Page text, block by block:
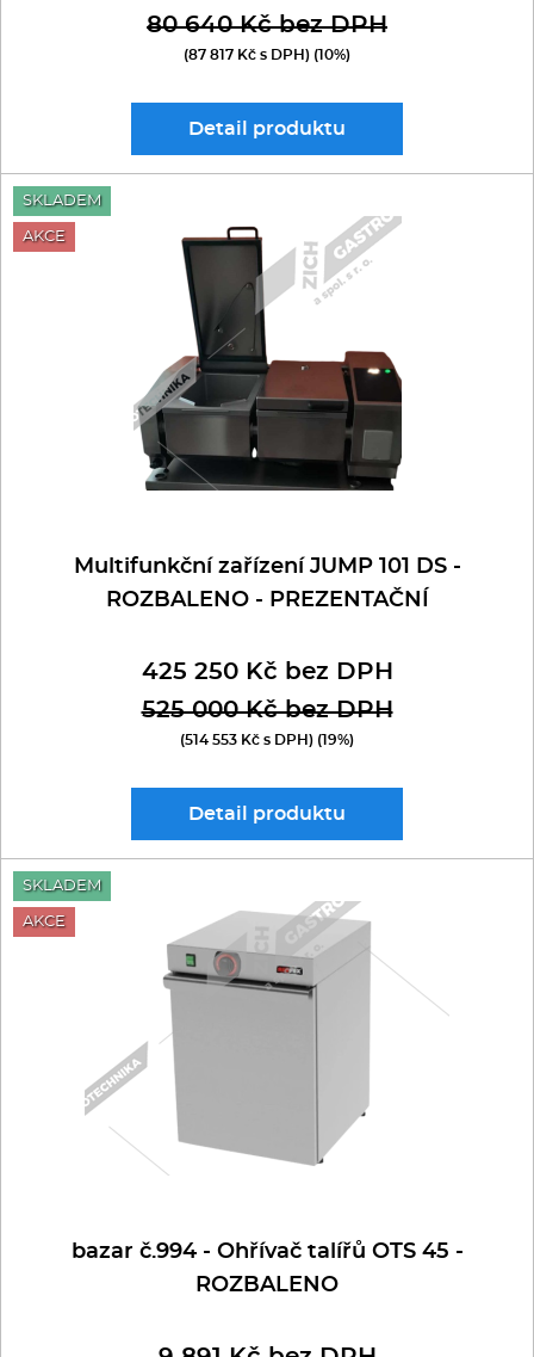
80 640 Kč bez DPH
(87 817 Kč s DPH) (10%)
Detail produktu
Multifunkční zařízení JUMP 101 DS -
ROZBALENO - PREZENTAČNÍ
425 250 Kč bez DPH
525 000 Kč bez DPH
(514 553 Kč s DPH) (19%)
Detail produktu
SKLADEM
AKCE
bazar č.994 - Ohřívač talířů OTS 45 -
ROZBALENO
SKLADEM
AKCE